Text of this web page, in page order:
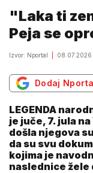
"Laka ti
Peja se
Izvor: Nportal 08.07.2026
Dodaj
LEGENDA
je juče, 7. jula
došla njegova
da su svu
kojima je
naslednice žele